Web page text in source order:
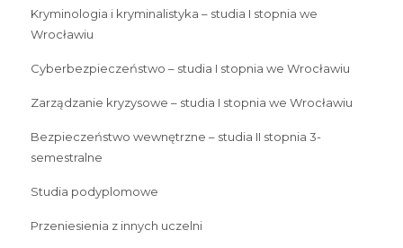
Kryminologia i kryminalistyka – studia I stopnia we
Wrocławiu
Cyberbezpieczeństwo – studia I stopnia we Wrocławiu
Zarządzanie kryzysowe – studia I stopnia we Wrocławiu
Bezpieczeństwo wewnętrzne – studia II stopnia 3-
semestralne
Studia podyplomowe
Przeniesienia z innych uczelni